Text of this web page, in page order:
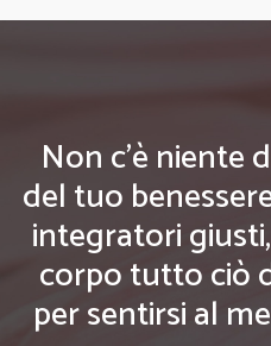
Non c'è niente
del tuo
integratori
corpo tutto ciò
per sentirsi al